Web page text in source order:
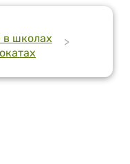
в школах
>